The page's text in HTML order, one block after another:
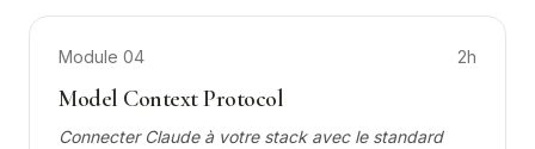
Module 04 2h
Model Context Protocol
Connecter Claude à votre stack avec le standard